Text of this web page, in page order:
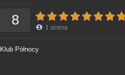
8 1 ocena
Klub Północy